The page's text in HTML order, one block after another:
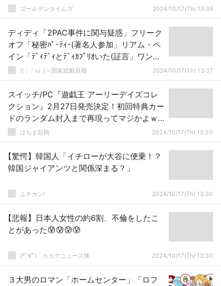
ゴールデンタイムズ 2024/10/17(Th) 13:39
ディディ「2PAC事件に関与疑惑」フリーク
オフ「秘密ﾊﾟｰﾃｨｰ(著名人参加」リアム・ペ
イン「ﾃﾞｨﾃﾞｨとﾃﾞｨｶﾌﾟﾘｵいた(証言」ワン・
ダイレクション「ﾎﾃﾙから転落死」→
/)；｀ω´)＜国家総動員報 2024/10/17(Th) 13:37
スイッチ/PC『遊戯王 アーリーデイズコレ
クション』2月27日発売決定！初回特典カー
ドのランダム封入まで再現ってマジかよｗ
ｗｗｗはちま起稿 2024/10/17(Th) 13:30
【驚愕】韓国人「イチローが大谷に便乗！？
韓国ジャイアンツと関係深まる？」
ニチカン! 2024/10/17(Th) 13:30
【悲報】日本人女性の約6割、不倫をしたこ
とがあった😰😰😰😰
(*ﾟ∀ﾟ)ゞカガクニュース隊 2024/10/17(Th) 13:30
３大男のロマン「ホームセンター」「ロフ